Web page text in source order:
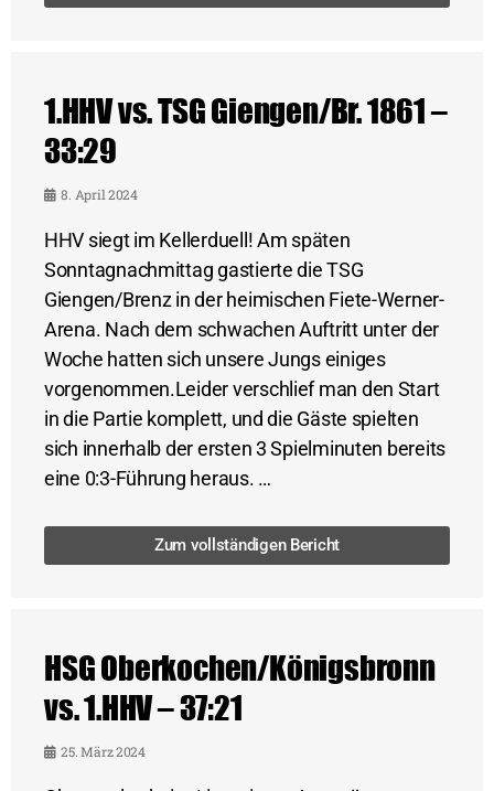
1.HHV vs. TSG Giengen/Br. 1861 –
33:29
8. April 2024
HHV siegt im Kellerduell! Am späten
Sonntagnachmittag gastierte die TSG
Giengen/Brenz in der heimischen Fiete-Werner-
Arena. Nach dem schwachen Auftritt unter der
Woche hatten sich unsere Jungs einiges
vorgenommen.Leider verschlief man den Start
in die Partie komplett, und die Gäste spielten
sich innerhalb der ersten 3 Spielminuten bereits
eine 0:3-Führung heraus. …
Zum vollständigen Bericht
HSG Oberkochen/Königsbronn
vs. 1.HHV – 37:21
25. März 2024